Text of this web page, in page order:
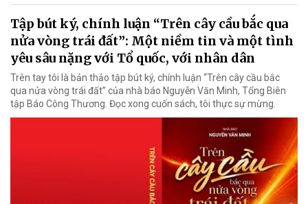
Tập bút ký, chính luận “Trên cây cầu bắc qua
nửa vòng trái đất”: Một niềm tin và một tình
yêu sâu nặng với Tổ quốc, với nhân dân
Trên tay tôi là bản thảo tập bút ký, chính luận “Trên cây cầu bắc
qua nửa vòng trái đất” của nhà báo Nguyễn Văn Minh, Tổng Biên
tập Báo Công Thương. Đọc xong cuốn sách, tôi thực sự mừng.